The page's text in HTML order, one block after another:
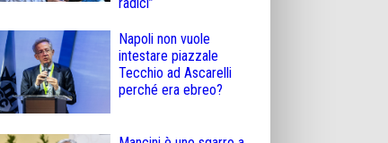
Napoli non vuole
intestare piazzale
Tecchio ad Ascarelli
perché era ebreo?